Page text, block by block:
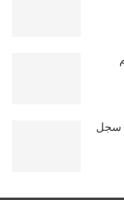
سجل